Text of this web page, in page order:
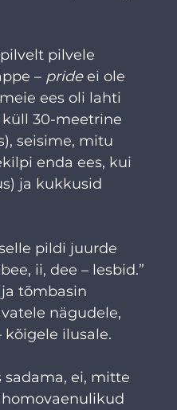
pilvele
– pride ei ole
ees oli lahti
30-meetrine
seisime, mitu
enda ees, kui
ja kukkusid
pildi juurde
ii, dee – lesbid.”
tõmbasin
nägudele,
ilusale.
ei, mitte
homovaenulikud